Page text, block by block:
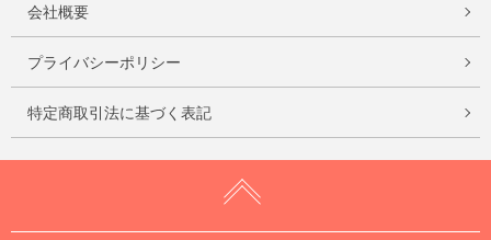
会社概要
プライバシーポリシー
特定商取引法に基づく表記